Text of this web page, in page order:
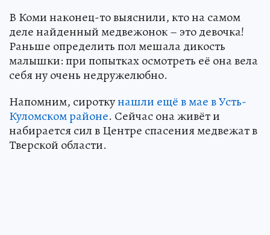
В Коми наконец-то выяснили, кто на самом
деле найденный медвежонок – это девочка!
Раньше определить пол мешала дикость
малышки: при попытках осмотреть её она вела
себя ну очень недружелюбно.
Напомним, сироткунашли ещё в мае в Усть-
Куломском районе. Сейчас она живёт и
набирается сил в Центре спасения медвежат в
Тверской области.